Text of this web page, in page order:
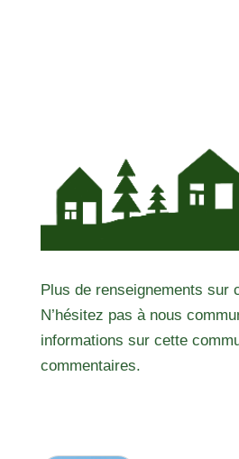
Plus de renseignements sur
N’hésitez pas à nous
informations sur cette
commentaires.